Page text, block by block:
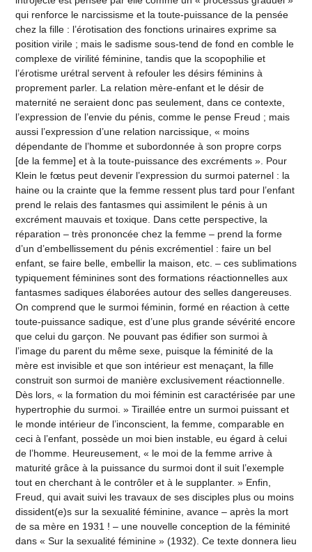
qui renforce le narcissisme et la toute-puissance de la pensée
chez la fille : l’érotisation des fonctions urinaires exprime sa
position virile ; mais le sadisme sous-tend de fond en comble le
complexe de virilité féminine, tandis que la scopophilie et
l’érotisme urétral servent à refouler les désirs féminins à
proprement parler. La relation mère-enfant et le désir de
maternité ne seraient donc pas seulement, dans ce contexte,
l’expression de l’envie du pénis, comme le pense Freud ; mais
aussi l’expression d’une relation narcissique, « moins
dépendante de l’homme et subordonnée à son propre corps
[de la femme] et à la toute-puissance des excréments ». Pour
Klein le fœtus peut devenir l’expression du surmoi paternel : la
haine ou la crainte que la femme ressent plus tard pour l’enfant
prend le relais des fantasmes qui assimilent le pénis à un
excrément mauvais et toxique. Dans cette perspective, la
réparation – très prononcée chez la femme – prend la forme
d’un d’embellissement du pénis excrémentiel : faire un bel
enfant, se faire belle, embellir la maison, etc. – ces sublimations
typiquement féminines sont des formations réactionnelles aux
fantasmes sadiques élaborées autour des selles dangereuses.
On comprend que le surmoi féminin, formé en réaction à cette
toute-puissance sadique, est d’une plus grande sévérité encore
que celui du garçon. Ne pouvant pas édifier son surmoi à
l’image du parent du même sexe, puisque la féminité de la
mère est invisible et que son intérieur est menaçant, la fille
construit son surmoi de manière exclusivement réactionnelle.
Dès lors, « la formation du moi féminin est caractérisée par une
hypertrophie du surmoi. » Tiraillée entre un surmoi puissant et
le monde intérieur de l’inconscient, la femme, comparable en
ceci à l’enfant, possède un moi bien instable, eu égard à celui
de l’homme. Heureusement, « le moi de la femme arrive à
maturité grâce à la puissance du surmoi dont il suit l’exemple
tout en cherchant à le contrôler et à le supplanter. » Enfin,
Freud, qui avait suivi les travaux de ses disciples plus ou moins
dissident(e)s sur la sexualité féminine, avance – après la mort
de sa mère en 1931 ! – une nouvelle conception de la féminité
dans « Sur la sexualité féminine » (1932). Ce texte donnera lieu